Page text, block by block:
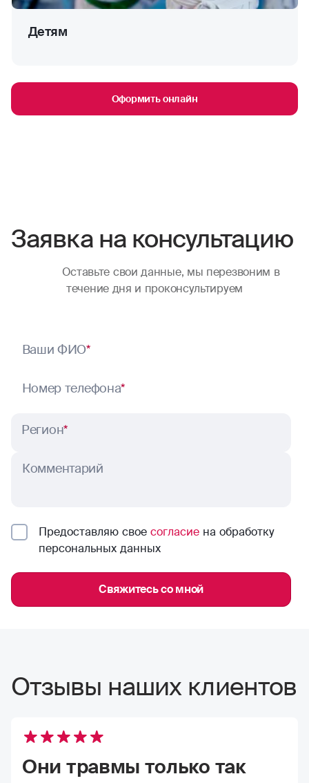
Детям
Оформить онлайн
Заявка на консультацию
Оставьте свои данные, мы перезвоним в
течение дня и проконсультируем
Ваши ФИО*
Номер телефона*
Регион*
Комментарий
Предоставляю свое согласие на обработку
персональных данных
Свяжитесь со мной
Отзывы наших клиентов
Они травмы только так